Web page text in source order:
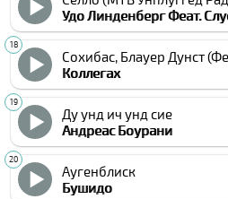
Удо Линденберг Феат.
Cохибас, Блауер Дунст
Коллегах
Ду унд ич унд сие
Андреас Боурани
Аугенблиcк
Бушидо